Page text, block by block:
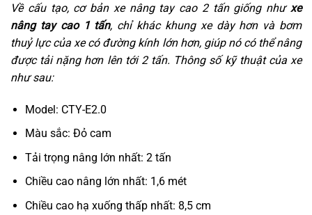
Về cấu tạo, cơ bản xe nâng tay cao 2 tấn giống như xe
nâng tay cao 1 tấn, chỉ khác khung xe dày hơn và bơm
thuỷ lực của xe có đường kính lớn hơn, giúp nó có thể nâng
được tải nặng hơn lên tới 2 tấn. Thông số kỹ thuật của xe
như sau:
Model: CTY-E2.0
Màu sắc: Đỏ cam
Tải trọng nâng lớn nhất: 2 tấn
Chiều cao nâng lớn nhất: 1,6 mét
Chiều cao hạ xuống thấp nhất: 8,5 cm